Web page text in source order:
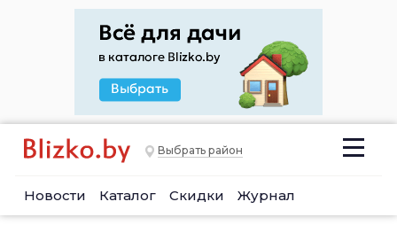
Выбрать район
Новости Каталог Скидки Журнал